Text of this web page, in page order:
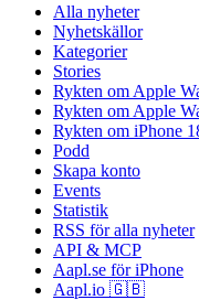
Alla nyheter
Nyhetskällor
Kategorier
Stories
Rykten om Apple
Rykten om Apple
Rykten om iPhone
Podd
Skapa konto
Events
Statistik
RSS för alla nyheter
API & MCP
Aapl.se för iPhone
Aapl.io 🇬🇧